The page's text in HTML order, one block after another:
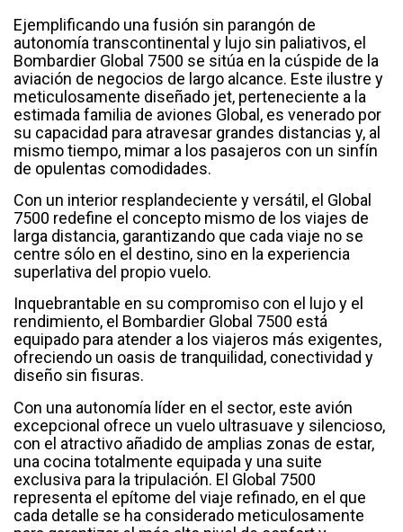
Ejemplificando una fusión sin parangón de
autonomía transcontinental y lujo sin paliativos, el
Bombardier Global 7500 se sitúa en la cúspide de la
aviación de negocios de largo alcance. Este ilustre y
meticulosamente diseñado jet, perteneciente a la
estimada familia de aviones Global, es venerado por
su capacidad para atravesar grandes distancias y, al
mismo tiempo, mimar a los pasajeros con un sinfín
de opulentas comodidades.
Con un interior resplandeciente y versátil, el Global
7500 redefine el concepto mismo de los viajes de
larga distancia, garantizando que cada viaje no se
centre sólo en el destino, sino en la experiencia
superlativa del propio vuelo.
Inquebrantable en su compromiso con el lujo y el
rendimiento, el Bombardier Global 7500 está
equipado para atender a los viajeros más exigentes,
ofreciendo un oasis de tranquilidad, conectividad y
diseño sin fisuras.
Con una autonomía líder en el sector, este avión
excepcional ofrece un vuelo ultrasuave y silencioso,
con el atractivo añadido de amplias zonas de estar,
una cocina totalmente equipada y una suite
exclusiva para la tripulación. El Global 7500
representa el epítome del viaje refinado, en el que
cada detalle se ha considerado meticulosamente